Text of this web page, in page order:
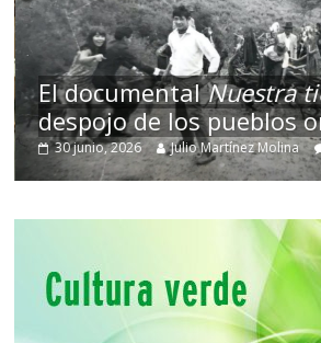
El documentalNuestra
despojo de los pueblos
30 junio, 2026 Julio Martínez Molina